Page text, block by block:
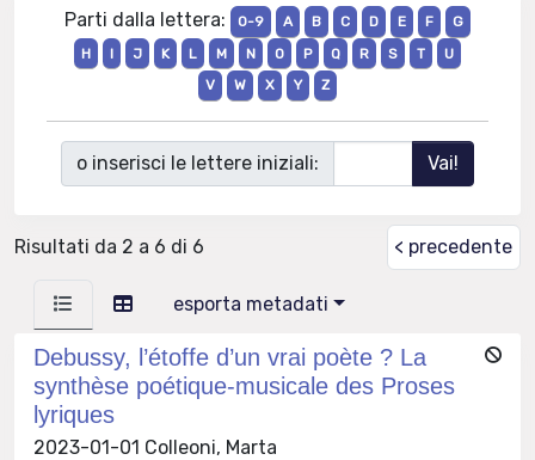
Parti dalla lettera: 0-9 A B C D E F
G
H
I J K L M N O P Q R S T
U
V
W X Y Z
o inserisci le lettere iniziali:
Risultati da 2 a 6 di 6 < precedente
esporta metadati
Debussy, l’étoffe d’un vrai poète ? La
synthèse poétique-musicale des Proses
lyriques
2023-01-01 Colleoni, Marta